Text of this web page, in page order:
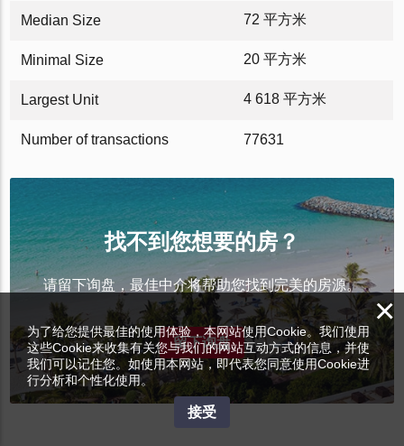
Median Size 72 平方米
Minimal Size 20 平方米
Largest Unit 4 618 平方米
Number of transactions 77631
找不到您想要的房？
请留下询盘，最佳中介将帮助您找到完美的房源。
留下询盘
×
为了给您提供最佳的使用体验，本网站使用Cookie。我们使用
这些Cookie来收集有关您与我们的网站互动方式的信息，并使
我们可以记住您。如使用本网站，即代表您同意使用Cookie进
行分析和个性化使用。
接受